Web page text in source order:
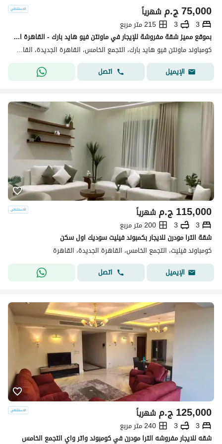
ج.م75,000 شهرياً
3
3
215 متر مربع
بموقع مميز شقة مفروشة للإيجار في ماونتن فيو هايد بارك - القاهرة الجديدة
كومباوند ماونتن فيو هايد بارك، التجمع الخامس، القاهرة الجديدة، القاهرة
الإيميل
اتصل
ج.م115,000 شهرياً
3
3
200 متر مربع
شقة الترا مودرن للايجار بكمبوند فيليت سوديك اول سكن
كومباوند فيليت، التجمع الخامس، القاهرة الجديدة، القاهرة
الإيميل
اتصل
ج.م125,000 شهرياً
3
3
240 متر مربع
شقه للايجار مفروشه الترا مودرن في كومبوند واتر واي التجمع الخامس